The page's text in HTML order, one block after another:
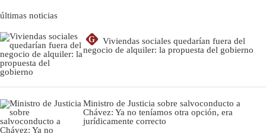
últimas noticias
G
Viviendas sociales quedarían fuera del
negocio de alquiler: la propuesta del gobierno
Ministro de Justicia sobre salvoconducto a
Chávez: Ya no teníamos otra opción, era
jurídicamente correcto